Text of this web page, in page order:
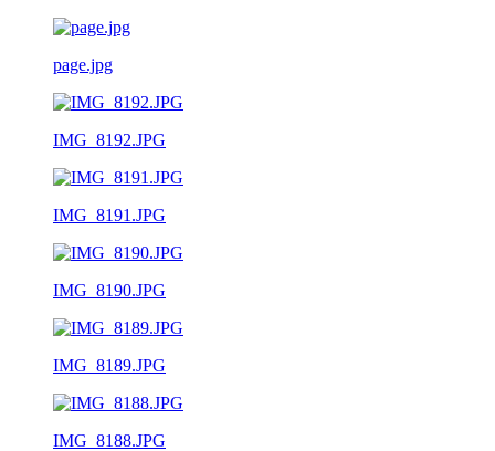
page.jpg
IMG_8192.JPG
IMG_8191.JPG
IMG_8190.JPG
IMG_8189.JPG
IMG_8188.JPG